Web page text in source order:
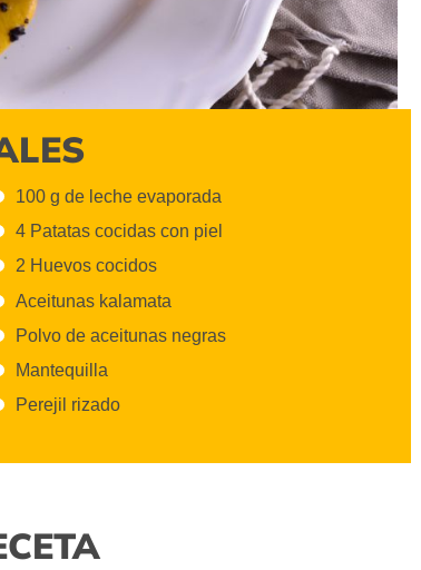
100 g de leche evaporada
4 Patatas cocidas con piel
2 Huevos cocidos
Aceitunas kalamata
Polvo de aceitunas negras
Mantequilla
Perejil rizado